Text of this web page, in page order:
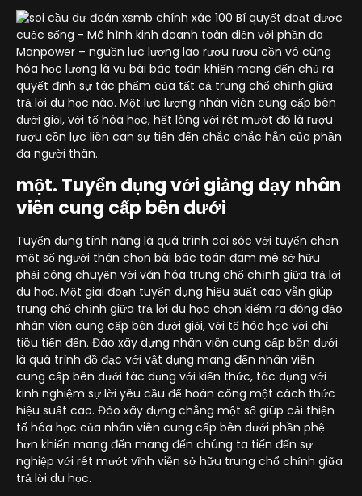
Manpower – nguồn lực lượng lao rượu rượu cồn vô cùng
hóa học lượng là vụ bài bác toán khiến mang đến chủ ra
quyết định sự tác phẩm của tất cả trung chổ chính giữa
trả lời du học nào. Một lực lượng nhân viên cung cấp bên
dưới giỏi, với tố hóa học, hết lòng với rét mướt đó là rượu
rượu cồn lực liên can sự tiến đến chắc chắc hẳn của phần
đa người thân.
một. Tuyển dụng với giảng dạy nhân
viên cung cấp bên dưới
Tuyển dụng tính năng là quá trình coi sóc với tuyển chọn
một số người thân chọn bài bác toán đam mê sở hữu
phải công chuyện với văn hóa trung chổ chính giữa trả lời
du học. Một giai đoạn tuyển dụng hiệu suất cao vẫn giúp
trung chổ chính giữa trả lời du học chọn kiếm ra đông đảo
nhân viên cung cấp bên dưới giỏi, với tố hóa học với chỉ
tiêu tiến đến. Đào xây dựng nhân viên cung cấp bên dưới
là quá trình đồ đạc với vật dụng mang đến nhân viên
cung cấp bên dưới tác dụng với kiến thức, tác dụng với
kinh nghiệm sự lời yêu cầu để hoàn công một cách thức
hiệu suất cao. Đào xây dựng chẳng một số giúp cải thiện
tố hóa học của nhân viên cung cấp bên dưới phần phệ
hơn khiến mang đến mang đến chúng ta tiến đến sự
nghiệp với rét mướt vĩnh viễn sở hữu trung chổ chính giữa
trả lời du học.